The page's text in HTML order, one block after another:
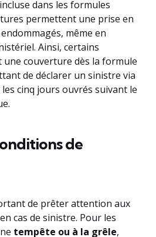
dans les formules
permettent une prise en
même en
Ainsi, certains
couverture dès la formule
de déclarer un sinistre via
cinq jours ouvrés suivant le
de
de prêter attention aux
cas de sinistre. Pour les
tempête ou à la grêle,